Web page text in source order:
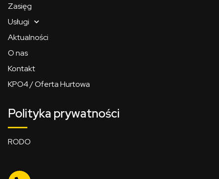
Zasięg
Usługi
Aktualności
O nas
Kontakt
KPO4 / Oferta Hurtowa
Polityka prywatności
RODO